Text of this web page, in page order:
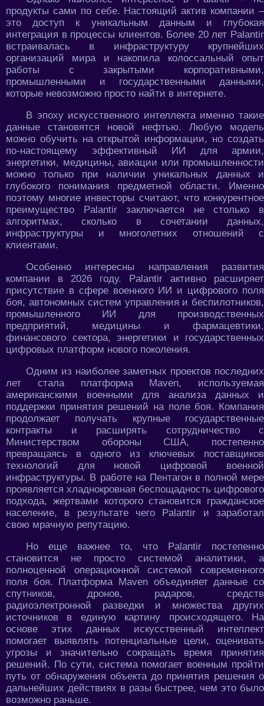
продукты сами по себе. Настоящий актив компании –
это доступ к уникальным данным и глубокая
интеграция в процессы клиентов. Более 20 лет Palantir
встраивалась в инфраструктуру крупнейших
организаций мира и накопила колоссальный опыт
работы с закрытыми корпоративными,
промышленными и государственными данными,
которые невозможно просто найти в интернете.
В эпоху искусственного интеллекта именно такие
данные становятся новой нефтью. Любую модель
можно обучить на открытой информации, но создать
по-настоящему эффективный ИИ для армии,
энергетики, медицины, авиации или промышленности
можно только при наличии уникальных данных и
глубокого понимания предметной области. Именно
поэтому многие инвесторы считают, что конкурентное
преимущество Palantir заключается не столько в
алгоритмах, сколько в сочетании данных,
инфраструктуры и многолетних отношений с
клиентами.
Особенно интересны направления развития
компании в 2026 году. Palantir активно расширяет
присутствие в сфере военного ИИ и цифрового поля
боя, автономных систем управления и беспилотников,
промышленного ИИ для производственных
предприятий, медицины и фармацевтики,
финансового сектора, энергетики и государственных
цифровых платформ нового поколения.
Одним из наиболее заметных проектов последних
лет стала платформа Maven, используемая
американскими военными для анализа данных и
поддержки принятия решений на поле боя. Компания
продолжает получать крупные государственные
контракты и расширять сотрудничество с
Министерством обороны США, постепенно
превращаясь в одного из ключевых поставщиков
технологий для новой цифровой военной
инфраструктуры. В работе на Пентагон в полной мере
проявляется хладнокровная беспощадность цифрового
подхода, жертвами которого становится гражданское
население, в результате чего Palantir и заработал
свою мрачную репутацию.
Но еще важнее то, что Palantir постепенно
становится не просто системой аналитики, а
полноценной операционной системой современного
поля боя. Платформа Maven объединяет данные со
спутников, дронов, радаров, средств
радиоэлектронной разведки и множества других
источников в единую картину происходящего. На
основе этих данных искусственный интеллект
помогает выявлять потенциальные цели, оценивать
угрозы и значительно сокращать время принятия
решений. По сути, система помогает военным пройти
путь от обнаружения объекта до принятия решения о
дальнейших действиях в разы быстрее, чем это было
возможно раньше.